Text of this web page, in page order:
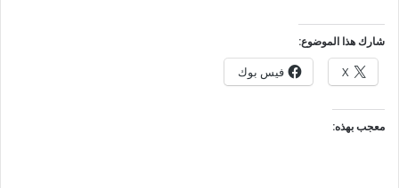
شارك هذا الموضوع:
X فيس بوك
معجب بهذه: